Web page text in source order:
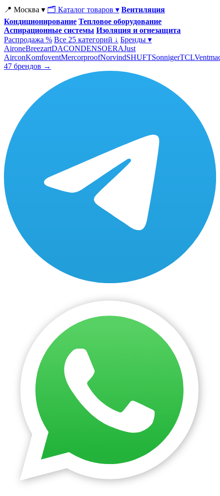
📍 Москва ▾ 🗂 Каталог товаров ▾ Вентиляция
Кондиционирование Тепловое оборудование
Аспирационные системы Изоляция и огнезащита
Распродажа % Все 25 категорий ↓ Бренды ▾
AironeBreezartDACONDENSOERAJust
AirconKomfoventMercorproofNorvindSHUFTSonnigerTCL
47 брендов →